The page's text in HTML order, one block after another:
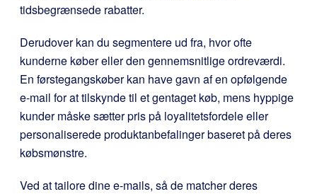
tidsbegrænsede rabatter.
Derudover kan du segmentere ud fra, hvor ofte
kunderne køber eller den gennemsnitlige ordreværdi.
En førstegangskøber kan have gavn af en opfølgende
e-mail for at tilskynde til et gentaget køb, mens hyppige
kunder måske sætter pris på loyalitetsfordele eller
personaliserede produktanbefalinger baseret på deres
købsmønstre.
Ved at tailore dine e-mails, så de matcher deres